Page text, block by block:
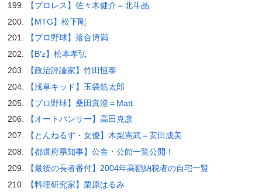
【プロレス】佐々木健介＝北斗晶
【MTG】松下剛
【プロ野球】落合博満
【B’z】松本孝弘
【政治評論家】竹田恒泰
【浅草キッド】玉袋筋太郎
【プロ野球】桑田真澄＝Matt
【オートパンサー】高田克彦
【とんねるず・女優】木梨憲武＝安田成美
【都道府県知事】公舎・公館一覧公開！
【最後の長者番付】2004年高額納税者の自宅一覧
【料理研究家】栗原はるみ